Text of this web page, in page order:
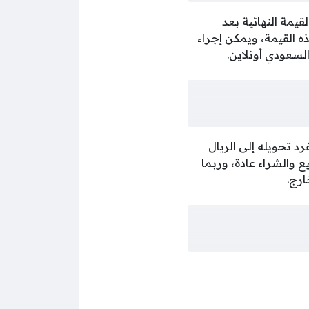
النهائية بعد
القيمة، ويمكن إجراء
أونلاين.
تحويله إلى الريال
والشراء عادة، وربما